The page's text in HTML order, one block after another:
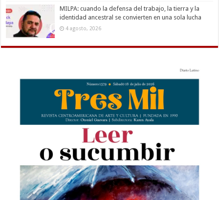
MILPA: cuando la defensa del trabajo, la tierra y la
identidad ancestral se convierten en una sola lucha
4 agosto, 2026